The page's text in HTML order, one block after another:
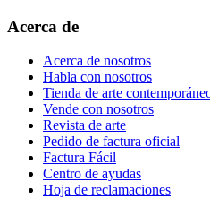
Acerca de
Acerca de nosotros
Habla con nosotros
Tienda de arte
Vende con nosotros
Revista de arte
Pedido de factura oficial
Factura Fácil
Centro de ayudas
Hoja de reclamaciones